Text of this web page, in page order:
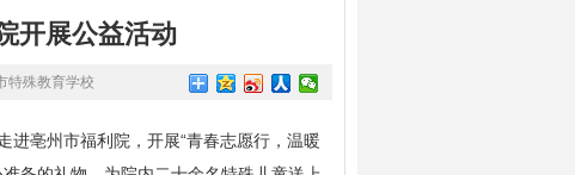
开展公益活动
特殊教育学校
进亳州市福利院，开展“青春志愿行，温暖